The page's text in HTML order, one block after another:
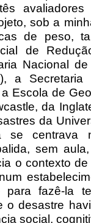
sob a
de peso,
de
Nacional
a
Escola de
da
da
se centrava
sem
o contexto
para fazê-la
o desastre
social,